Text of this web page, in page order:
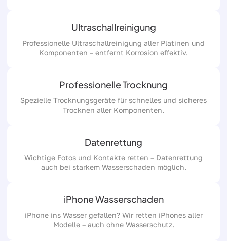
Ultraschallreinigung
Professionelle Ultraschallreinigung aller Platinen und
Komponenten – entfernt Korrosion effektiv.
Professionelle Trocknung
Spezielle Trocknungsgeräte für schnelles und sicheres
Trocknen aller Komponenten.
Datenrettung
Wichtige Fotos und Kontakte retten – Datenrettung
auch bei starkem Wasserschaden möglich.
iPhone Wasserschaden
iPhone ins Wasser gefallen? Wir retten iPhones aller
Modelle – auch ohne Wasserschutz.